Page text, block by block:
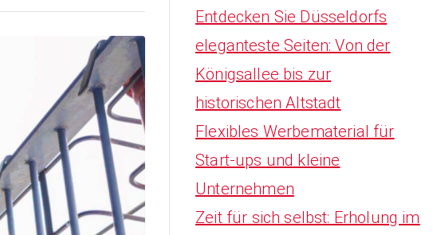
Entdecken Sie Düsseldorfs
eleganteste Seiten: Von der
Königsallee bis zur
historischen Altstadt
Flexibles Werbematerial für
Start-ups und kleine
Unternehmen
Zeit für sich selbst: Erholung im